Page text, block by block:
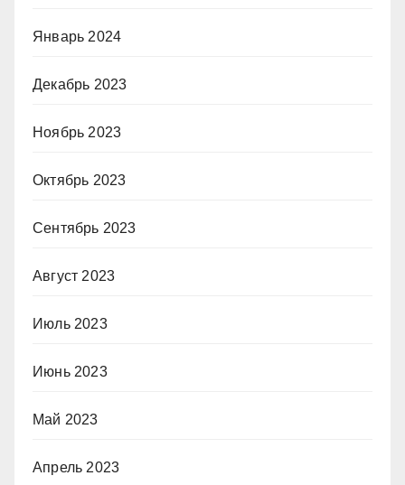
Январь 2024
Декабрь 2023
Ноябрь 2023
Октябрь 2023
Сентябрь 2023
Август 2023
Июль 2023
Июнь 2023
Май 2023
Апрель 2023